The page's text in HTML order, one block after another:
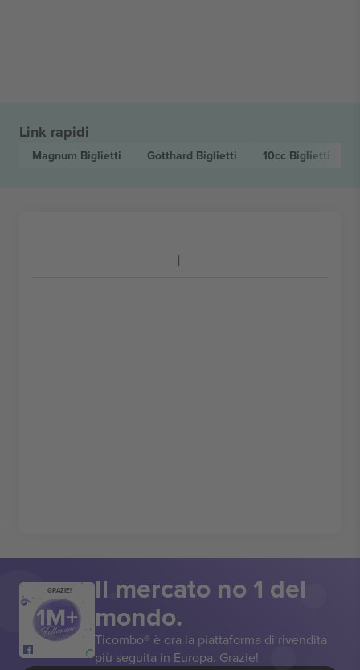
Link rapidi
Magnum Biglietti Gotthard Biglietti 10cc Biglietti
GRAZIE! Il mercato no 1 del
mondo.
Ticombo® è ora la piattaforma di rivendita
più seguita in Europa. Grazie!